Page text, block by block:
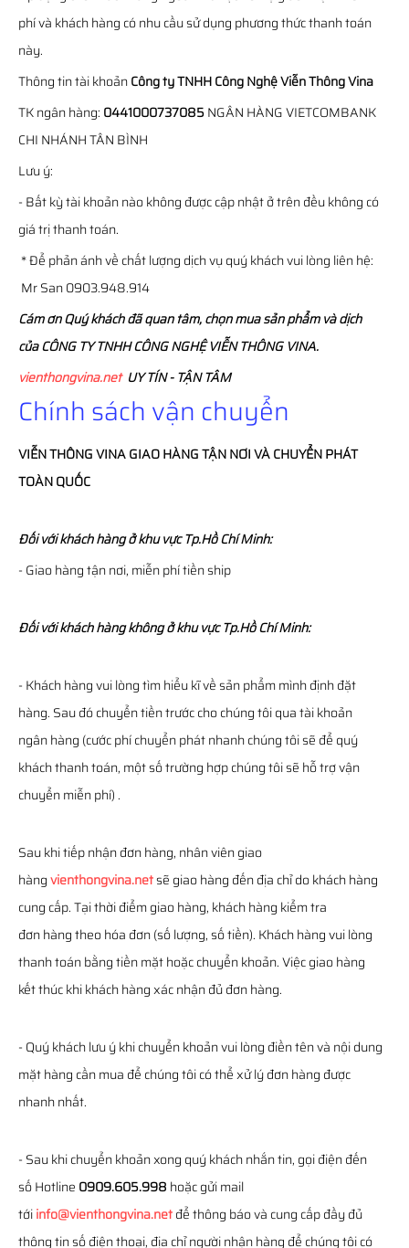
phí và khách hàng có nhu cầu sử dụng phương thức thanh toán
này.
Thông tin tài khoảnCông ty TNHH Công Nghệ Viễn Thông Vina
TK ngân hàng: 0441000737085NGÂN HÀNG VIETCOMBANK
CHI NHÁNH TÂN BÌNH
Lưu ý:
- Bất kỳ tài khoản nào không được cập nhật ở trên đều không có
giá trị thanh toán.
* Để phản ánh về chất lượng dịch vụ quý khách vui lòng liên hệ:
Mr San 0903.948.914
Cám ơn Quý khách đã quan tâm, chọn mua sản phẩm và dịch
của CÔNG TY TNHH CÔNG NGHỆ VIỄN THÔNG VINA.
vienthongvina.netUY TÍN - TẬN TÂM
Chính sách vận chuyển
VIỄN THÔNGVINAGIAO HÀNG TẬN NƠI VÀ CHUYỂN PHÁT
TOÀN QUỐC
Đối với khách hàng ở khu vực Tp.Hồ Chí Minh:
- Giao hàng tận nơi, miễn phí tiền ship
Đối với khách hàng không ở khu vực Tp.Hồ Chí Minh:
- Khách hàng vui lòng tìm hiểu kĩ về sản phẩm mình định đặt
hàng. Sau đó chuyển tiền trước cho chúng tôi qua tài khoản
ngân hàng (cước phí chuyển phát nhanh chúng tôi sẽ để quý
khách thanh toán, một số trường hợp chúng tôi sẽ hỗ trợ vận
chuyển miễn phí) .
Sau khi tiếp nhận đơn hàng, nhân viên giao
hàngvienthongvina.netsẽ giao hàng đến địa chỉ do khách hàng
cung cấp. Tại thời điểm giao hàng, khách hàng kiểm tra
đơn hàng theo hóa đơn (số lượng, số tiền). Khách hàng vui lòng
thanh toán bằng tiền mặt hoặc chuyển khoản. Việc giao hàng
kết thúc khi khách hàng xác nhận đủ đơn hàng.
- Quý khách lưu ý khi chuyển khoản vui lòng điền tên và nội dung
mặt hàng cần mua để chúng tôi có thể xử lý đơn hàng được
nhanh nhất.
- Sau khi chuyển khoản xong quý khách nhắn tin, gọi điện đến
số Hotline 0909.605.998 hoặc gửi mail
tớiinfo@vienthongvina.netđể thông báo và cung cấp đầy đủ
thông tin số điện thoại, địa chỉ người nhận hàng để chúng tôi có